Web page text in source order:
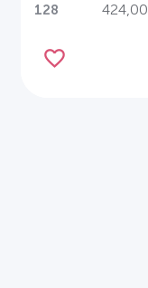
128 424,00